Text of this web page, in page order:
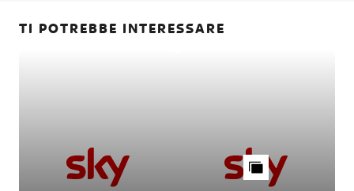
TI POTREBBE INTERESSARE